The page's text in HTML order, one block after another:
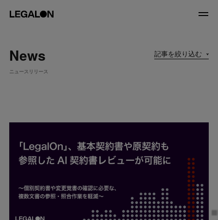
About
Service
News
LegalOn Now
News
ニュースリリース
記事を絞り込む